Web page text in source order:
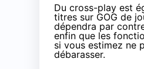
Du cross-play est
titres sur GOG de
dépendra par
enfin que les
si vous estimez ne
débarasser.